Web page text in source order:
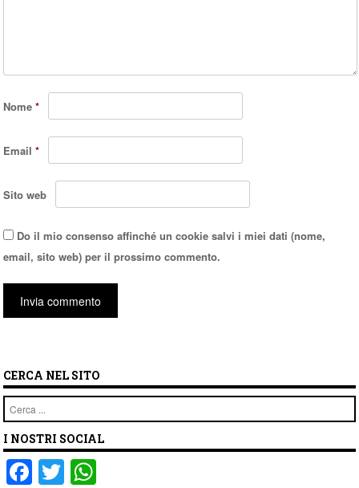
Nome*
Email*
Sito web
Do il mio consenso affinché un cookie salvi i miei dati (nome,
email, sito web) per il prossimo commento.
CERCA NEL SITO
Cerca
I NOSTRI SOCIAL
F T